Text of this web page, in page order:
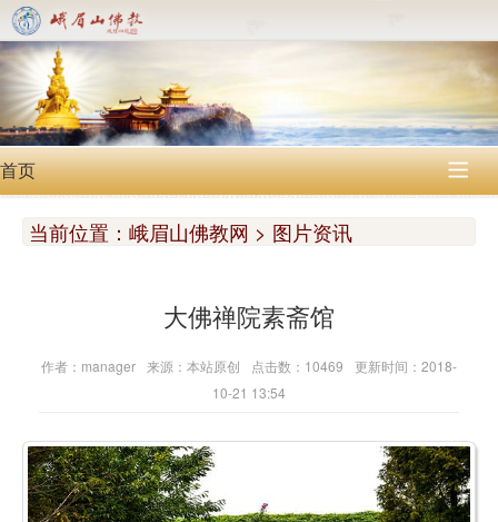
首页 
当前位置： 峨眉山佛教网 > 图片资讯
大佛禅院素斋馆
作者：manager 来源：本站原创 点击数：10469
更新时间：2018-
10-21 13:54